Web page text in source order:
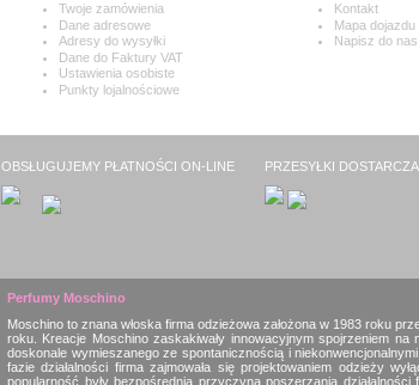
Twoje zamówienia
Dane adresowe
Adresy do wysyłki
Dane do Faktury VAT
Ustawienia osobiste
Punkty lojalnościowe
Kontakt
Mapa dojazdu
Napisz do nas
OBSŁUGUJEMY PŁATNOŚCI ON-LINE PRZESYŁKI
Perfumy Moschino
Moschino to znana włoska firma odzieżowa założona w 1983 roku
roku. Kreacje Moschino zaskakiwały innowacyjnym spojrzeniem
doskonale wymieszanego ze spontanicznością i
fazie działalności firma zajmowała się projektowaniem odzieży
popularność były bezpośrednią przyczyną poszerzania